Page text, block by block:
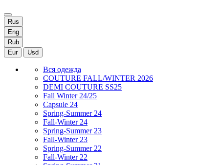
Rus
Eng
Rub
Eur
Usd
Вся одежда
COUTURE FALL/WINTER 2026
DEMI COUTURE SS25
Fall Winter 24/25
Capsule 24
Spring-Summer 24
Fall-Winter 24
Spring-Summer 23
Fall-Winter 23
Spring-Summer 22
Fall-Winter 22